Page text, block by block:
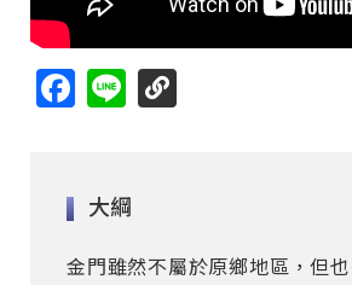
Facebook
Line
大綱
金門雖然不屬於原鄉地區，但